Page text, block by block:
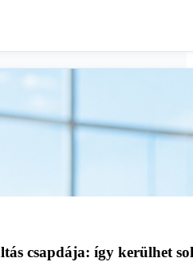
csapdája: így kerülhet